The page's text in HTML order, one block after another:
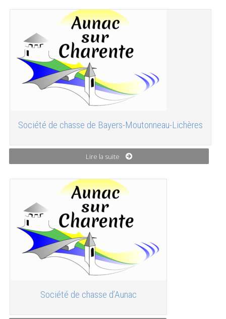
Société de chasse de Bayers-Moutonneau-Lichères
Lire la suite
Société de chasse d’Aunac